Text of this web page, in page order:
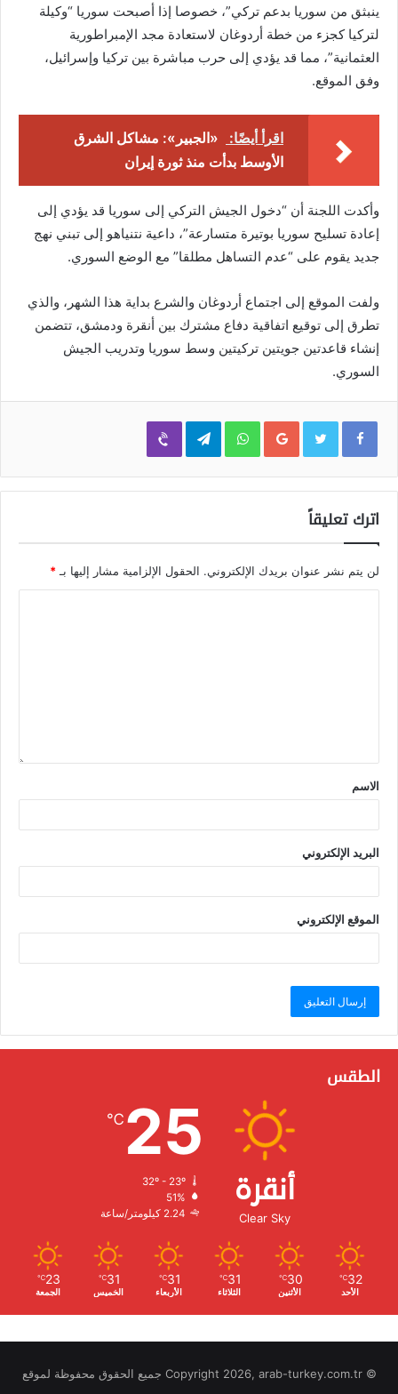
ينبثق من سوريا بدعم تركي”، خصوصا إذا أصبحت سوريا “وكيلة
لتركيا كجزء من خطة أردوغان لاستعادة مجد الإمبراطورية
العثمانية”، مما قد يؤدي إلى حرب مباشرة بين تركيا وإسرائيل،
وفق الموقع.
اقرأ أيضًا:
«الجبير»: مشاكل الشرق
الأوسط بدأت منذ ثورة إيران
وأكدت اللجنة أن “دخول الجيش التركي إلى سوريا قد يؤدي إلى
إعادة تسليح سوريا بوتيرة متسارعة”، داعية نتنياهو إلى تبني نهج
جديد يقوم على “عدم التساهل مطلقا” مع الوضع السوري.
ولفت الموقع إلى اجتماع أردوغان والشرع بداية هذا الشهر، والذي
تطرق إلى توقيع اتفاقية دفاع مشترك بين أنقرة ودمشق، تتضمن
إنشاء قاعدتين جويتين تركيتين وسط سوريا وتدريب الجيش
السوري.
Google+
WhatsApp
Telegram
Viber
اترك تعليقاً
لن يتم نشر عنوان بريدك الإلكتروني. الحقول الإلزامية مشار إليها بـ *
الاسم
البريد الإلكتروني
الموقع الإلكتروني
الطقس
أنقرة
Clear Sky
25
℃
32º - 23º
الرطوبة:
الرياح:
32
℃
الأحد
30
℃
الأثنين
31
℃
الثلاثاء
31
℃
الأربعاء
31
℃
الخميس
23
℃
الجمعة
© Copyright 2026, arab-turkey.com.tr جميع الحقوق محفوظة لموقع